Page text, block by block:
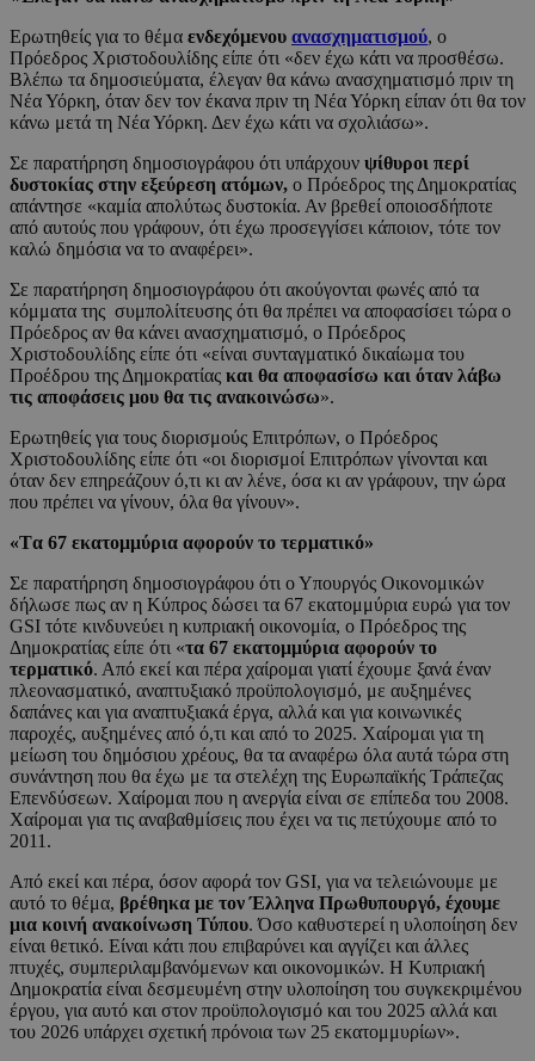
Ερωτηθείς για το θέμα ενδεχόμενου ανασχηματισμού, ο
Πρόεδρος Χριστοδουλίδης είπε ότι «δεν έχω κάτι να προσθέσω.
Βλέπω τα δημοσιεύματα, έλεγαν θα κάνω ανασχηματισμό πριν τη
Νέα Υόρκη, όταν δεν τον έκανα πριν τη Νέα Υόρκη είπαν ότι θα τον
κάνω μετά τη Νέα Υόρκη. Δεν έχω κάτι να σχολιάσω».
Σε παρατήρηση δημοσιογράφου ότι υπάρχουν ψίθυροι περί
δυστοκίας στην εξεύρεση ατόμων, ο Πρόεδρος της Δημοκρατίας
απάντησε «καμία απολύτως δυστοκία. Αν βρεθεί οποιοσδήποτε
από αυτούς που γράφουν, ότι έχω προσεγγίσει κάποιον, τότε τον
καλώ δημόσια να το αναφέρει».
Σε παρατήρηση δημοσιογράφου ότι ακούγονται φωνές από τα
κόμματα της συμπολίτευσης ότι θα πρέπει να αποφασίσει τώρα ο
Πρόεδρος αν θα κάνει ανασχηματισμό, ο Πρόεδρος
Χριστοδουλίδης είπε ότι «είναι συνταγματικό δικαίωμα του
Προέδρου της Δημοκρατίας και θα αποφασίσω και όταν λάβω
τις αποφάσεις μου θα τις ανακοινώσω».
Ερωτηθείς για τους διορισμούς Επιτρόπων, ο Πρόεδρος
Χριστοδουλίδης είπε ότι «οι διορισμοί Επιτρόπων γίνονται και
όταν δεν επηρεάζουν ό,τι κι αν λένε, όσα κι αν γράφουν, την ώρα
που πρέπει να γίνουν, όλα θα γίνουν».
«Tα 67 εκατομμύρια αφορούν το τερματικό»
Σε παρατήρηση δημοσιογράφου ότι ο Υπουργός Οικονομικών
δήλωσε πως αν η Κύπρος δώσει τα 67 εκατομμύρια ευρώ για τον
GSI τότε κινδυνεύει η κυπριακή οικονομία, ο Πρόεδρος της
Δημοκρατίας είπε ότι «τα 67 εκατομμύρια αφορούν το
τερματικό. Από εκεί και πέρα χαίρομαι γιατί έχουμε ξανά έναν
πλεονασματικό, αναπτυξιακό προϋπολογισμό, με αυξημένες
δαπάνες και για αναπτυξιακά έργα, αλλά και για κοινωνικές
παροχές, αυξημένες από ό,τι και από το 2025. Χαίρομαι για τη
μείωση του δημόσιου χρέους, θα τα αναφέρω όλα αυτά τώρα στη
συνάντηση που θα έχω με τα στελέχη της Ευρωπαϊκής Τράπεζας
Επενδύσεων. Χαίρομαι που η ανεργία είναι σε επίπεδα του 2008.
Χαίρομαι για τις αναβαθμίσεις που έχει να τις πετύχουμε από το
2011.
Από εκεί και πέρα, όσον αφορά τον GSI, για να τελειώνουμε με
αυτό το θέμα, βρέθηκα με τον Έλληνα Πρωθυπουργό, έχουμε
μια κοινή ανακοίνωση Τύπου. Όσο καθυστερεί η υλοποίηση δεν
είναι θετικό. Είναι κάτι που επιβαρύνει και αγγίζει και άλλες
πτυχές, συμπεριλαμβανόμενων και οικονομικών. Η Κυπριακή
Δημοκρατία είναι δεσμευμένη στην υλοποίηση του συγκεκριμένου
έργου, για αυτό και στον προϋπολογισμό και του 2025 αλλά και
του 2026 υπάρχει σχετική πρόνοια των 25 εκατομμυρίων».